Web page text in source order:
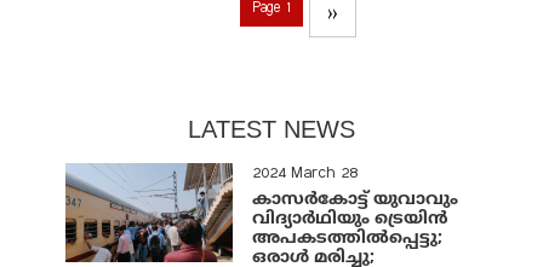
Page 1 ››
LATEST NEWS
2024 March 28
കാസർകോട്ട് യുവാവും
വിദ്യാർഥിയും ട്രെയിൻ
അപകടത്തിൽപ്പെട്ടു;
ഒരാൾ മരിച്ചു;